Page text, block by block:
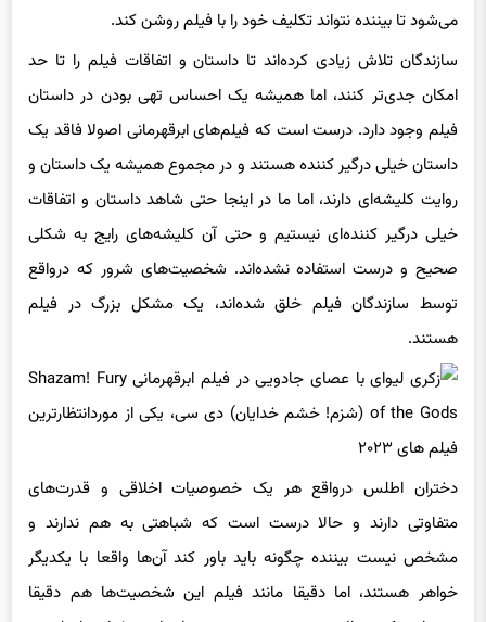
می‌شود تا بیننده نتواند تکلیف خود را با فیلم روشن کند.
سازندگان تلاش زیادی کرده‌اند تا داستان و اتفاقات فیلم را تا حد
امکان جدی‌تر کنند، اما همیشه یک احساس تهی بودن در داستان
فیلم وجود دارد. درست است که فیلم‌های ابرقهرمانی اصولا فاقد یک
داستان خیلی درگیر کننده هستند و در مجموع همیشه یک داستان و
روایت کلیشه‌ای دارند، اما ما در اینجا حتی شاهد داستان و اتفاقات
خیلی درگیر کننده‌ای نیستیم و حتی آن کلیشه‌های رایج به شکلی
صحیح و درست استفاده نشده‌اند. شخصیت‌های شرور که درواقع
توسط سازندگان فیلم خلق شده‌اند، یک مشکل بزرگ در فیلم
هستند.
دختران اطلس درواقع هر یک خصوصیات اخلاقی و قدرت‌های
متفاوتی دارند و حالا درست است که شباهتی به هم ندارند و
مشخص نیست بیننده چگونه باید باور کند آن‌ها واقعا با یکدیگر
خواهر هستند، اما دقیقا مانند فیلم این شخصیت‌ها هم دقیقا